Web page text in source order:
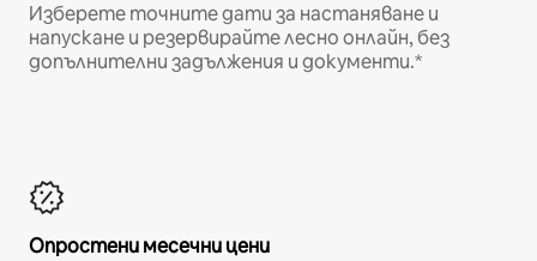
Изберете точните дати за настаняване и
напускане и резервирайте лесно онлайн, без
допълнителни задължения и документи.*
Опростени месечни цени